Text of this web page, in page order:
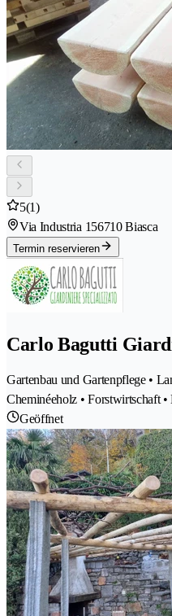
5(1)
Via Industria 156710 Biasca
Termin reservieren
Carlo Bagutti
Gartenbau und Gartenpflege •
Cheminéeholz • Forstwirtschaft
Geöffnet